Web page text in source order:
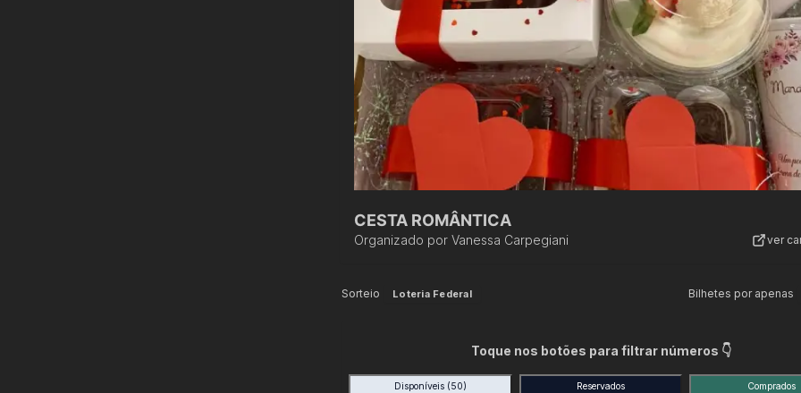
CESTA ROMÂNTICA
Organizado por Vanessa Carpegiani ver
Sorteio Loteria Federal Bilhetes por apenas
Toque nos botões para filtrar números 👇
Disponíveis (50) Reservados Comprados